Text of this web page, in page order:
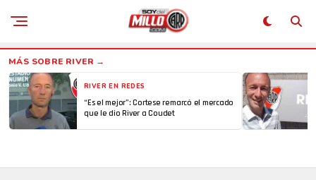
RIVER EN REDES
“Es el mejor”: Cortese remarcó el mercado
que le dio River a Coudet